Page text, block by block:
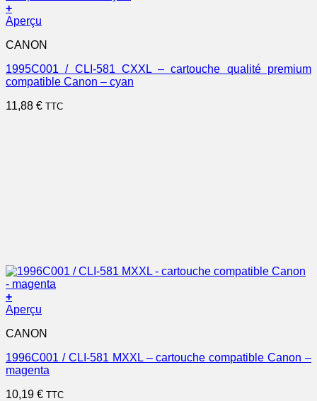
+
Aperçu
CANON
1995C001 / CLI-581 CXXL – cartouche qualité premium
compatible Canon – cyan
11,88 € TTC
+
Aperçu
CANON
1996C001 / CLI-581 MXXL – cartouche compatible Canon –
magenta
10,19 € TTC